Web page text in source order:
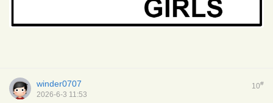
10#
winder0707
2026-6-3 11:53